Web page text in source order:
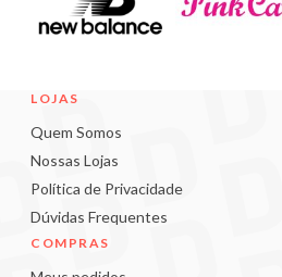
LOJAS
Quem Somos
Nossas Lojas
Política de Privacidade
Dúvidas Frequentes
COMPRAS